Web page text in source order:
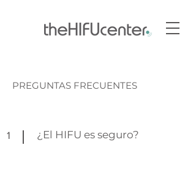
PREGUNTAS FRECUENTES
1 ¿El HIFU es seguro?